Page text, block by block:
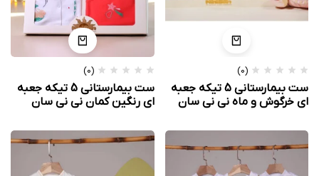
(0)
ست بیمارستانی 5 تیکه جعبه
ای خرگوش و ماه نی نی سان
(0)
ست بیمارستانی 5 تیکه جعبه
ای رنگین کمان نی نی سان